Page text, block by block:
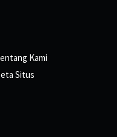
Kami
Situs